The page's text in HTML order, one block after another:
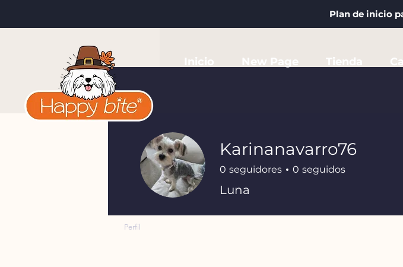
Plan de inicio
Inicio New Page Tienda
Karinanavarro76
0 seguidores 0 seguidos
Luna
Perfil